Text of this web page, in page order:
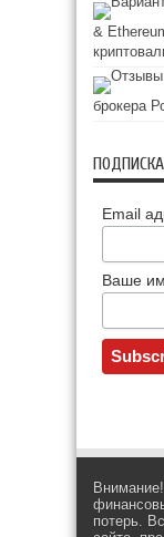
&
брокера
Email
Ваше
потерь.